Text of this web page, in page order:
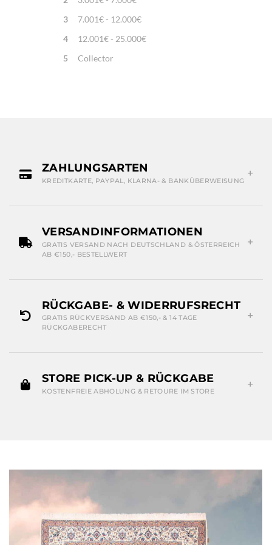
3
7.001€ - 12.000€
4
12.001€ - 25.000€
5
Collector
ZAHLUNGSARTEN
KREDITKARTE, PAYPAL, KLARNA- & BANKÜBERWEISUNG
VERSANDINFORMATIONEN
GRATIS VERSAND NACH DEUTSCHLAND & ÖSTERREICH
AB €150,- BESTELLWERT
RÜCKGABE- & WIDERRUFSRECHT
GRATIS RÜCKVERSAND AB €150,- & 14 TAGE
RÜCKGABERECHT
STORE PICK-UP & RÜCKGABE
KOSTENFREIE ABHOLUNG & RETOURE IM STORE